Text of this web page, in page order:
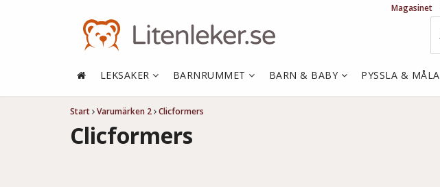
Start Varumärken 2 Clicformers
Clicformers
Magasinet
LEKSAKER BARNRUMMET BARN & BABY PYSSLA & MÅLA